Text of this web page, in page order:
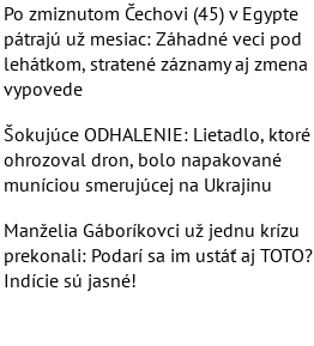
Po zmiznutom Čechovi (45) v Egypte
pátrajú už mesiac: Záhadné veci pod
lehátkom, stratené záznamy aj zmena
vypovede
Šokujúce ODHALENIE: Lietadlo, ktoré
ohrozoval dron, bolo napakované
muníciou smerujúcej na Ukrajinu
Manželia Gáboríkovci už jednu krízu
prekonali: Podarí sa im ustáť aj TOTO?
Indície sú jasné!